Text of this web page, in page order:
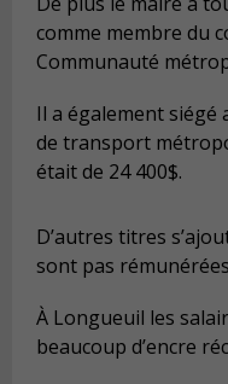
comme membre du
Communauté
Il a également siégé
de transport
était de 24 400$.
D’autres titres
sont pas
À Longueuil les
beaucoup d’encre